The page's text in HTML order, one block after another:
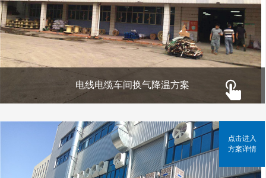
电线电缆车间换气降温方案
点击进入
方案详情